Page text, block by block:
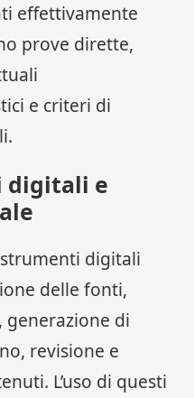
effettivamente
prove dirette,
e criteri di
digitali e
digitali
delle fonti,
di
revisione e
L’uso di questi